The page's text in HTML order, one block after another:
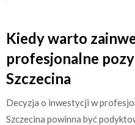
Kiedy warto
profesjonalne
Szczecina
Decyzja o inwestycji w
Szczecina powinna być